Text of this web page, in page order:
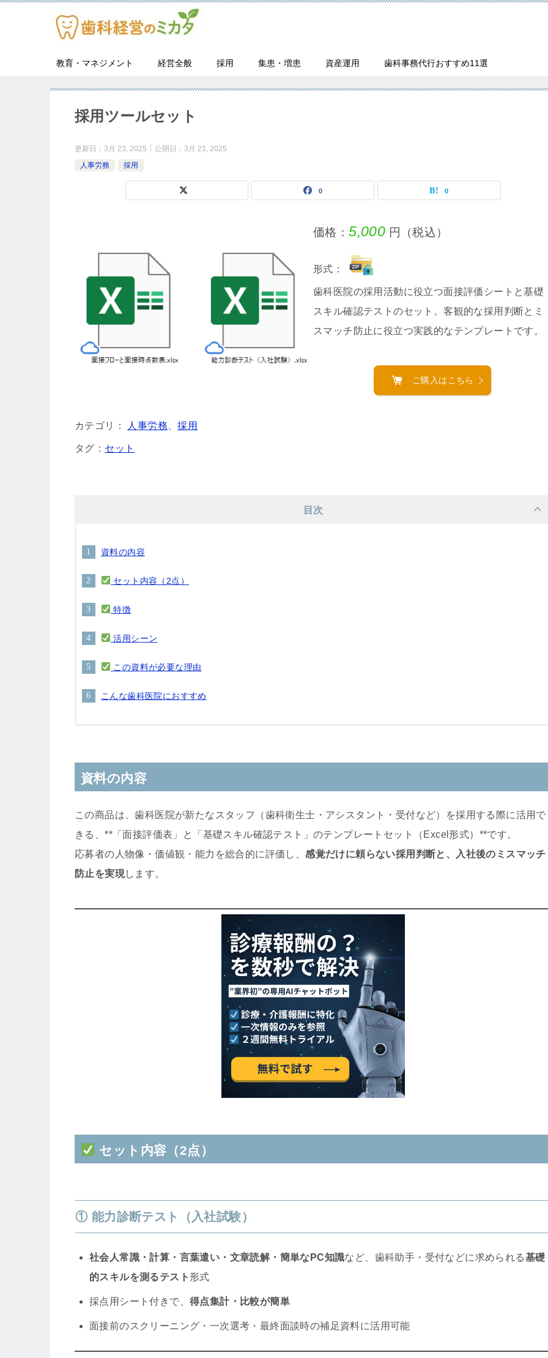
教育・マネジメント 経営全般 採用 集患・増患 資産運用 歯科事務代行おすすめ11選
採用ツールセット
更新日： 3月 23, 2025 公開日： 3月 21, 2025
人事労務
採用
0 0
価格：5,000 円（税込）
形式：
歯科医院の採用活動に役立つ面接評価シートと基礎
スキル確認テストのセット。客観的な採用判断とミ
スマッチ防止に役立つ実践的なテンプレートです。
ご購入はこちら
カテゴリ： 人事労務 、採用
タグ： セット
目次
資料の内容
セット内容（2点）
特徴
活用シーン
この資料が必要な理由
こんな歯科医院におすすめ
資料の内容
この商品は、歯科医院が新たなスタッフ（歯科衛生士・アシスタント・受付など）を採用する際に活用で
きる、**「面接評価表」と「基礎スキル確認テスト」のテンプレートセット（Excel形式）**です。
応募者の人物像・価値観・能力を総合的に評価し、感覚だけに頼らない採用判断と、入社後のミスマッチ
防止を実現します。
セット内容（2点）
① 能力診断テスト（入社試験）
社会人常識・計算・言葉遣い・文章読解・簡単なPC知識など、歯科助手・受付などに求められる基礎
的スキルを測るテスト 形式
採点用シート付きで、 得点集計・比較が簡単
面接前のスクリーニング・一次選考・最終面談時の補足資料に活用可能